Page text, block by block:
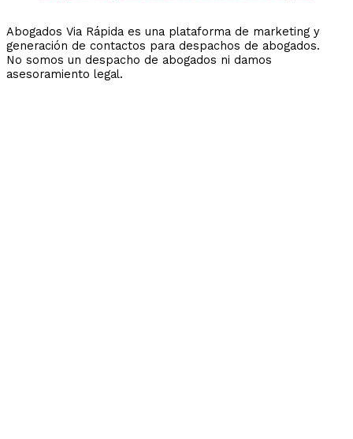
Abogados Via Rápida es una plataforma de marketing y
generación de contactos para despachos de abogados.
No somos un despacho de abogados ni damos
asesoramiento legal.